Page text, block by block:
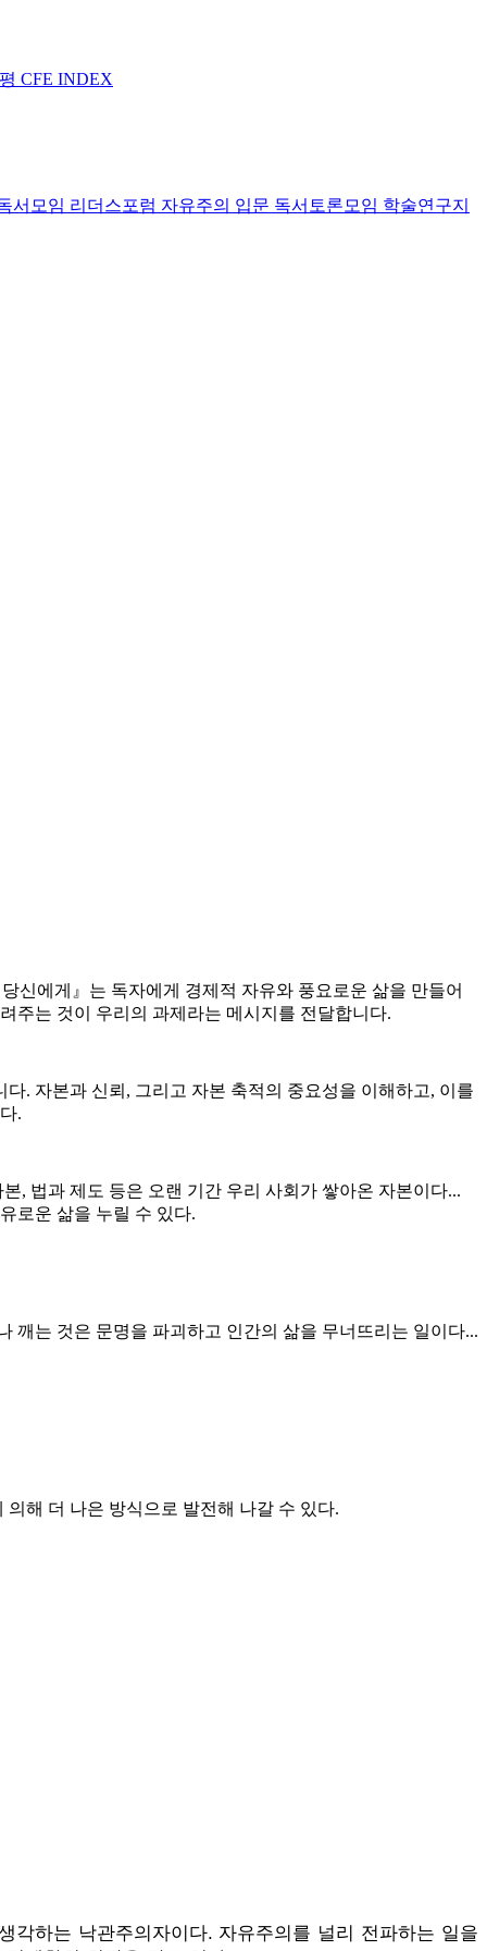
CFE INDEX
서모임 리더스포럼 자유주의 입문 독서토론모임 학술연구지
신에게』는 독자에게 경제적 자유와 풍요로운 삶을 만들어
주는 것이 우리의 과제라는 메시지를 전달합니다.
. 자본과 신뢰, 그리고 자본 축적의 중요성을 이해하고, 이를
.
, 법과 제도 등은 오랜 기간 우리 사회가 쌓아온 자본이다...
로운 삶을 누릴 수 있다.
깨는 것은 문명을 파괴하고 인간의 삶을 무너뜨리는 일이다...
해 더 나은 방식으로 발전해 나갈 수 있다.
하는 낙관주의자이다. 자유주의를 널리 전파하는 일을